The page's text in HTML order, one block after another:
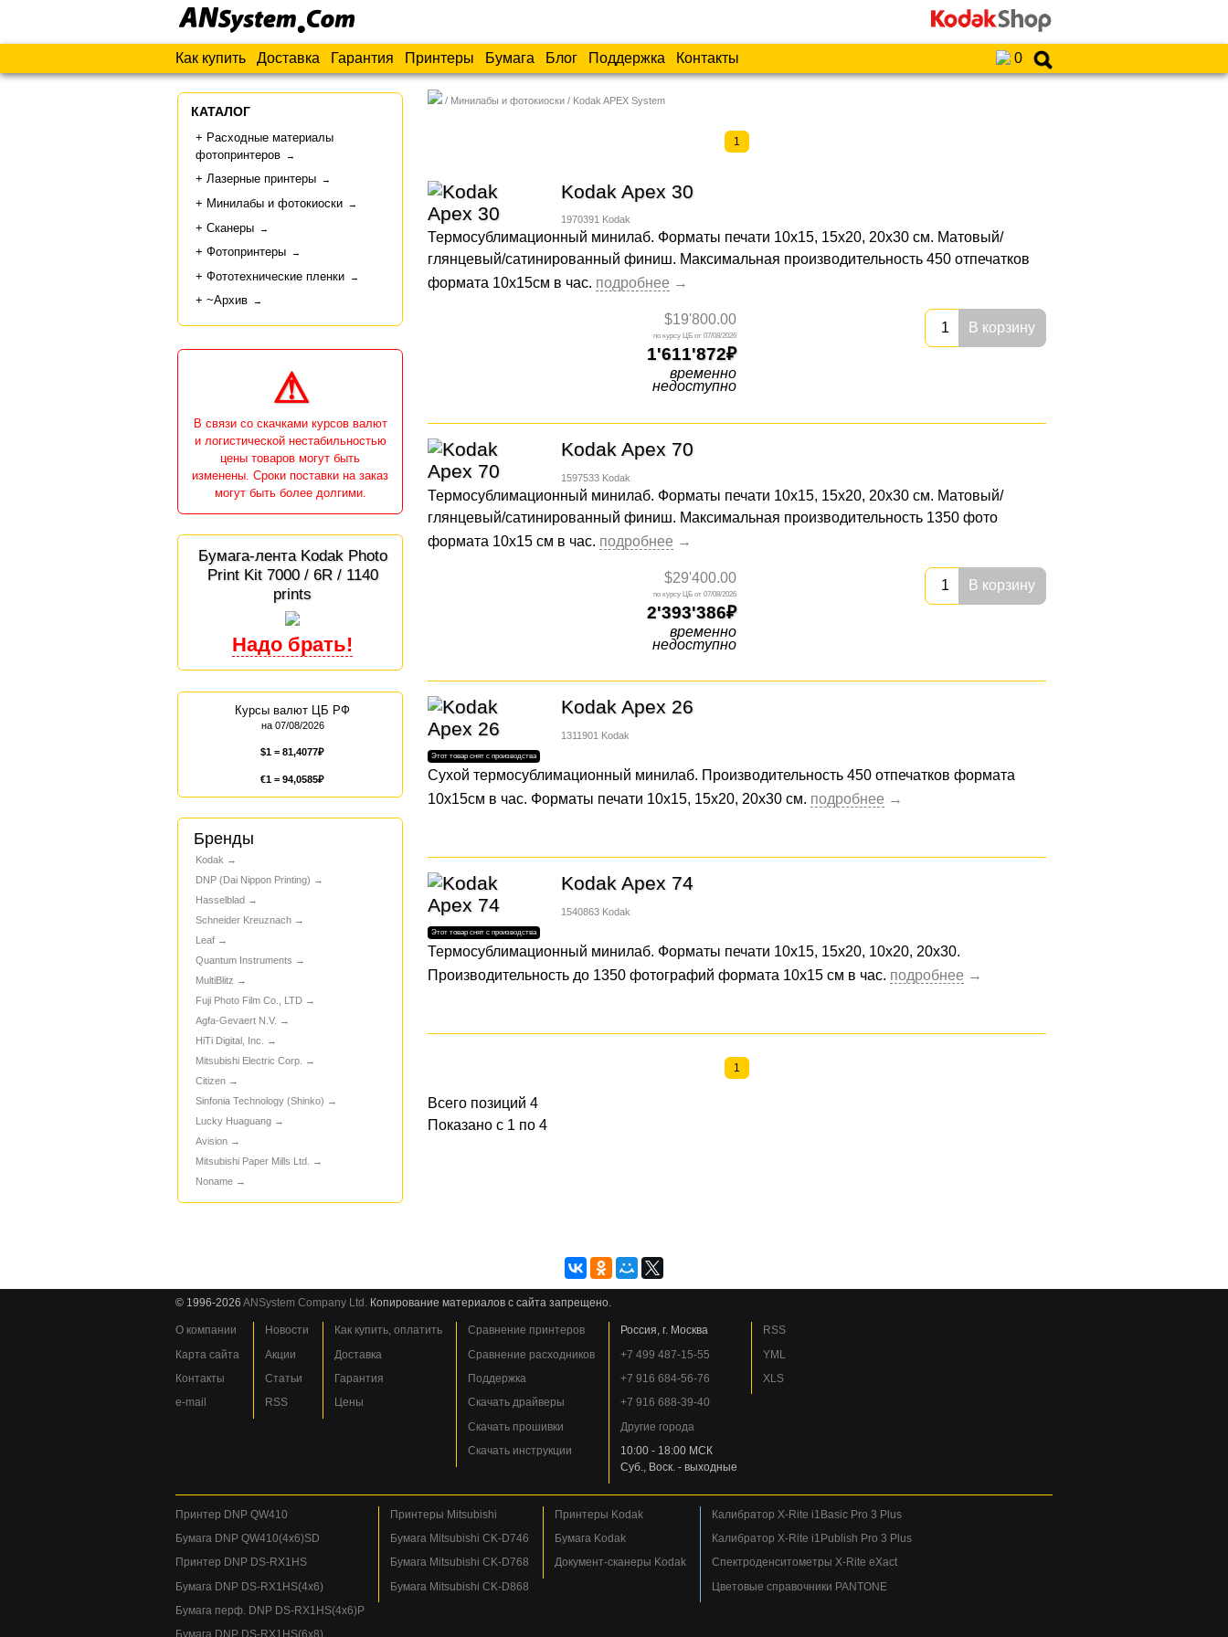
Как купить Доставка Гарантия Принтеры Бумага Блог Поддержка Контакты 0
Минилабы и фотокиоски Kodak APEX System
1
Kodak Apex 30
1970391 Kodak
Термосублимационный минилаб. Форматы печати 10х15, 15х20, 20х30 см. Матовый/
глянцевый/сатинированный финиш. Максимальная производительность 450 отпечатков
формата 10x15см в час.
$19'800.00
07/08/2026
1'611'872
временно
недоступно
В корзину
Kodak Apex 70
1597533Kodak
Термосублимационный минилаб. Форматы печати 10х15, 15х20, 20х30 см. Матовый/
глянцевый/сатинированный финиш. Максимальная производительность 1350 фото
формата 10x15 см в час.
$29'400.00
07/08/2026
2'393'386
временно
недоступно
В корзину
Kodak Apex 26
1311901 Kodak
Сухой термосублимационный минилаб. Производительность 450 отпечатков формата
10x15см в час. Форматы печати 10х15, 15х20, 20х30 см.
Kodak Apex 74
1540863Kodak
Термосублимационный минилаб. Форматы печати 10х15, 15х20, 10х20, 20х30.
Производительность до 1350 фотографий формата 10x15 см в час.
1
Всего позиций 4
Показано с 1 по 4
КАТАЛОГ
Расходные материалы
фотопринтеров
→
Лазерные принтеры →
Минилабы и фотокиоски →
Сканеры →
Фотопринтеры →
Фототехнические пленки →
~Архив →
⚠
В связи со скачками курсов валют
и логистической нестабильностью
цены товаров могут быть
изменены. Сроки поставки на заказ
могут быть более долгими.
Бумага-лента Kodak Photo
Print Kit 7000 / 6R / 1140
prints
Курсы валют ЦБ РФ
на 07/08/2026
$1 =81,4077
€1 =94,0585
Бренды
Kodak
DNP (Dai Nippon Printing)
Hasselblad
Schneider Kreuznach
Leaf
Quantum Instruments
MultiBlitz
Fuji Photo Film Co., LTD
Agfa-Gevaert N.V.
HiTi Digital, Inc.
Mitsubishi Electric Corp.
Citizen
Sinfonia Technology (Shinko)
Lucky Huaguang
Avision
Mitsubishi Paper Mills Ltd.
Noname
© 1996-2026 ANSystem Company Ltd. Копирование материалов с сайта запрещено.
О компании
Карта сайта
Контакты
e-mail
Новости
Акции
Статьи
RSS
Как купить, оплатить
Доставка
Гарантия
Цены
Сравнение принтеров
Сравнение расходников
Поддержка
Скачать драйверы
Скачать прошивки
Скачать инструкции
Россия, г. Москва
+7 499 487-15-55
+7 916 684-56-76
+7 916 688-39-40
Другие города
10:00 - 18:00 МСК
Суб., Воск. - выходные
RSS
YML
XLS
Принтер DNP QW410
Бумага DNP QW410(4x6)SD
Принтер DNP DS-RX1HS
Бумага DNP DS-RX1HS(4x6)
Бумага перф. DNP DS-RX1HS(4x6)P
Принтеры Mitsubishi
Бумага Mitsubishi CK-D746
Бумага Mitsubishi CK-D768
Бумага Mitsubishi CK-D868
Принтеры Kodak
Бумага Kodak
Документ-сканеры Kodak
Калибратор X-Rite i1Basic Pro 3 Plus
Калибратор X-Rite i1Publish Pro 3 Plus
Спектроденситометры X-Rite eXact
Цветовые справочники PANTONE